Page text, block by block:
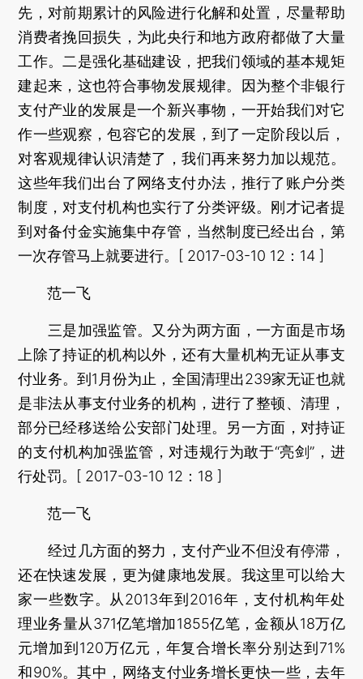
先，对前期累计的风险进行化解和处置，尽量帮助
消费者挽回损失，为此央行和地方政府都做了大量
工作。二是强化基础建设，把我们领域的基本规矩
建起来，这也符合事物发展规律。因为整个非银行
支付产业的发展是一个新兴事物，一开始我们对它
作一些观察，包容它的发展，到了一定阶段以后，
对客观规律认识清楚了，我们再来努力加以规范。
这些年我们出台了网络支付办法，推行了账户分类
制度，对支付机构也实行了分类评级。刚才记者提
到对备付金实施集中存管，当然制度已经出台，第
一次存管马上就要进行。[ 2017-03-10 12：14 ]
范一飞
三是加强监管。又分为两方面，一方面是市场
上除了持证的机构以外，还有大量机构无证从事支
付业务。到1月份为止，全国清理出239家无证也就
是非法从事支付业务的机构，进行了整顿、清理，
部分已经移送给公安部门处理。另一方面，对持证
的支付机构加强监管，对违规行为敢于“亮剑”，进
行处罚。[ 2017-03-10 12：18 ]
范一飞
经过几方面的努力，支付产业不但没有停滞，
还在快速发展，更为健康地发展。我这里可以给大
家一些数字。从2013年到2016年，支付机构年处
理业务量从371亿笔增加1855亿笔，金额从18万亿
元增加到120万亿元，年复合增长率分别达到71%
和90%。其中，网络支付业务增长更快一些，去年